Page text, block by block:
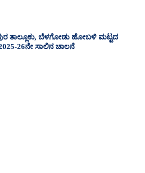
ತಾಲ್ಲೂಕು, ಬೆಳಗೋಡು ಹೋಬಳಿ ಮಟ್ಟದ
26ನೇ ಸಾಲಿನ ಚಾಲನೆ